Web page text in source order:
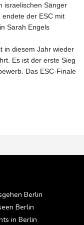
israelischen Sänger
der ESC mit
Sarah Engels
in diesem Jahr wieder
Es ist der erste Sieg
Das ESC-Finale
Berlin
Berlin
in Berlin